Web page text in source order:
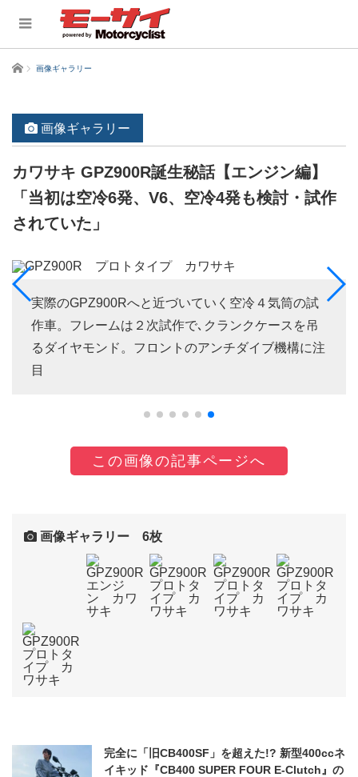
ホーム 画像ギャラリー
画像ギャラリー
カワサキ GPZ900R誕生秘話【エンジン編】
「当初は空冷6発、V6、空冷4発も検討・試作
されていた」
実際のGPZ900Rへと近づいていく空冷４気筒の試
作車。フレームは２次試作で､クランクケースを吊
るダイヤモンド。フロントのアンチダイブ機構に注
目
この画像の記事ページへ
画像ギャラリー 6枚
完全に「旧CB400SF」を超えた!? 新型400ccネ
イキッド『CB400 SUPER FOUR E-Clutch』の